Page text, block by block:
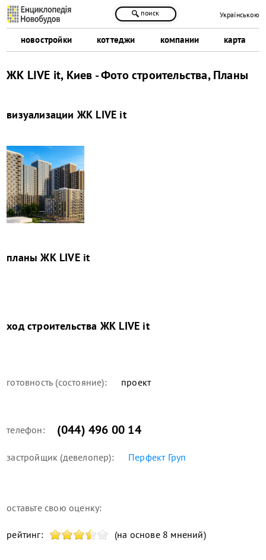
новостройки коттеджи компании карта
поиск Українською
ЖК LIVE it, Киев - Фото строительства, Планы
визуализации ЖК LIVE it
планыЖК LIVE it
ход строительства ЖК LIVE it
готовность (состояние): проект
телефон: (044) 496 00 14
застройщик (девелопер): Перфект Груп
оставьте свою оценку:
рейтинг: (на основе 8 мнений)